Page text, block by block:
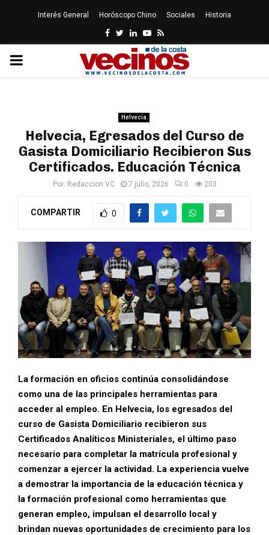
Interés General Horóscopo Chino Sociales Historia
Facebook
Twitter
LinkedinYoutube
Rss
PRIMARY
Helvecia
Helvecia, Egresados del Curso de
Gasista Domiciliario Recibieron Sus
Certificados. Educación Técnica
Por: Redaccion VC 7 julio, 2026 0 203
COMPARTIR 0
La formación en oficios continúa consolidándose
como una de las principales herramientas para
acceder al empleo. En Helvecia, los egresados del
curso de Gasista Domiciliario recibieron sus
Certificados Analíticos Ministeriales, el último paso
necesario para completar la matrícula profesional y
comenzar a ejercer la actividad. La experiencia vuelve
a demostrar la importancia de la educación técnica y
la formación profesional como herramientas que
generan empleo, impulsan el desarrollo local y
brindan nuevas oportunidades de crecimiento para los